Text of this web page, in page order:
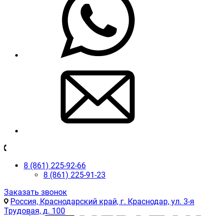
8 (861) 225-92-66
8 (861) 225-91-23
Заказать звонок
Россия, Краснодарский край, г. Краснодар, ул. 3-я
Трудовая, д. 100